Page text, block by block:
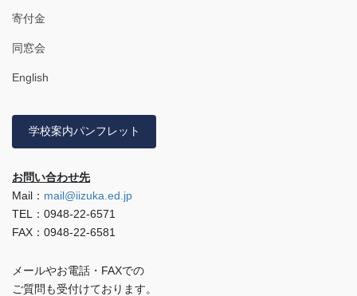
寄付金
同窓会
English
学校案内パンフレット
お問い合わせ先
Mail： mail@iizuka.ed.jp
TEL：0948-22-6571
FAX：0948-22-6581
メールやお電話・FAXでの
ご質問も受付けております。